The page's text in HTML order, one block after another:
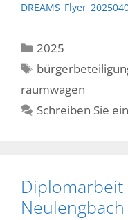
Kategorien
2025
Schlagwörter
raumwagen
Schreiben Sie
Neulengbach